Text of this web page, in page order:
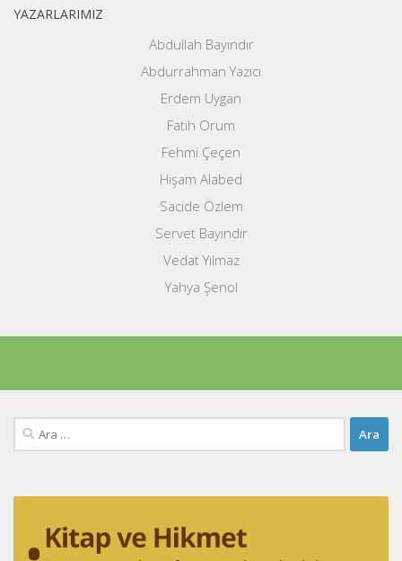
YAZARLARIMIZ
Abdullah Bayındır
Abdurrahman Yazıcı
Erdem Uygan
Fatih Orum
Fehmi Çeçen
Hişam Alabed
Sacide Özlem
Servet Bayındır
Vedat Yılmaz
Yahya Şenol
Arama: